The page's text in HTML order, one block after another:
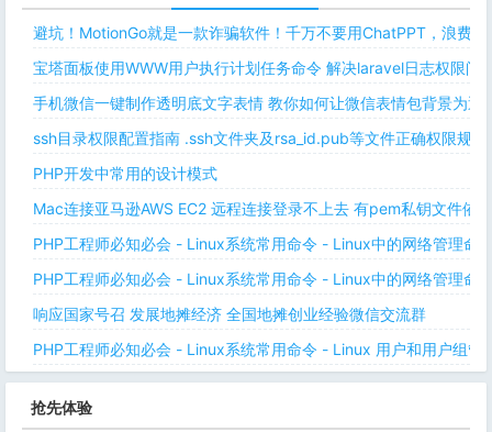
避坑！MotionGo就是一款诈骗软件！千万不要用ChatPPT，浪费时
宝塔面板使用WWW用户执行计划任务命令 解决laravel日志权限问
手机微信一键制作透明底文字表情 教你如何让微信表情包背景为
ssh目录权限配置指南 .ssh文件夹及rsa_id.pub等文件正确权限规则
PHP开发中常用的设计模式
Mac连接亚马逊AWS EC2 远程连接登录不上去 有pem私钥文件依
PHP工程师必知必会 - Linux系统常用命令 - Linux中的网络管理命
PHP工程师必知必会 - Linux系统常用命令 - Linux中的网络管理命
响应国家号召 发展地摊经济 全国地摊创业经验微信交流群
PHP工程师必知必会 - Linux系统常用命令 - Linux 用户和用户组管
抢先体验